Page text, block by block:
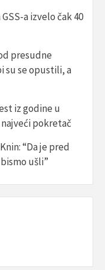
a izvelo čak 40
presudne
su se opustili, a
iz godine u
pokretač
“Da je pred
ušli”